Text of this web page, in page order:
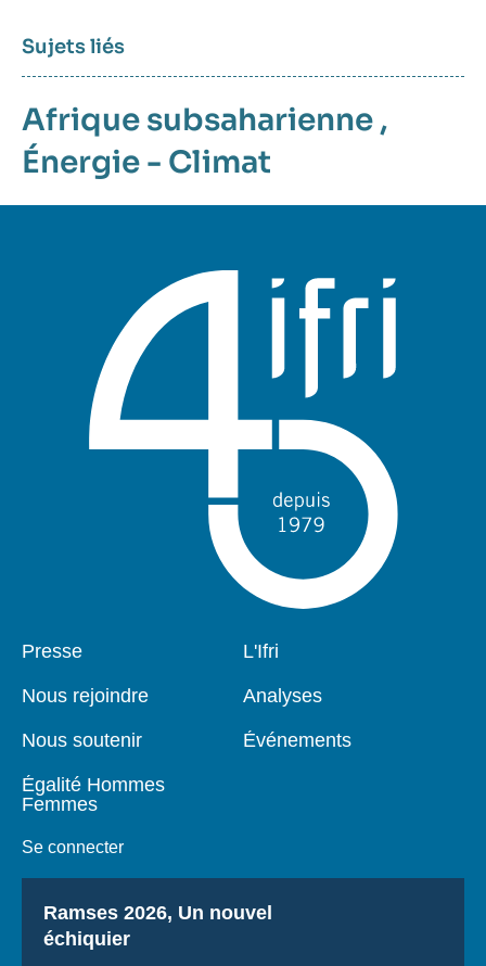
Sujets liés
Afrique subsaharienne ,
Énergie - Climat
Pied
Presse
Nous rejoindre
Nous soutenir
Égalité Hommes
Femmes
Se connecter
Navigation
L'Ifri
Analyses
Événements
Titre
Ramses 2026, Un nouvel
échiquier